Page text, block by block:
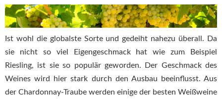
Ist wohl die globalste Sorte und gedeiht nahezu überall. Da
sie nicht so viel Eigengeschmack hat wie zum Beispiel
Riesling, ist sie so populär geworden. Der Geschmack des
Weines wird hier stark durch den Ausbau beeinflusst. Aus
der Chardonnay-Traube werden einige der besten Weißweine